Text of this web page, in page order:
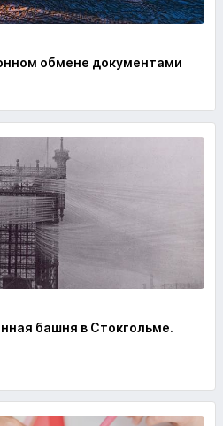
обмене документами
башня в Стокгольме.